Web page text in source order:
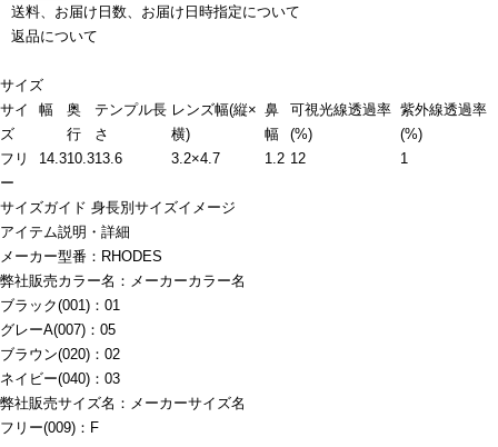
送料、お届け日数、お届け日時指定について
返品について
サイズ
サイ
ズ
幅
奥
行
テンプル長
さ
レンズ幅(縦×
横)
鼻
幅
可視光線透過率
(%)
紫外線透過率
(%)
フリ
ー
14.310.313.6 3.2×4.7 1.2 12 1
サイズガイド 身長別サイズイメージ
アイテム説明・詳細
メーカー型番：RHODES
弊社販売カラー名：メーカーカラー名
ブラック(001)：01
グレーA(007)：05
ブラウン(020)：02
ネイビー(040)：03
弊社販売サイズ名：メーカーサイズ名
フリー(009)：F